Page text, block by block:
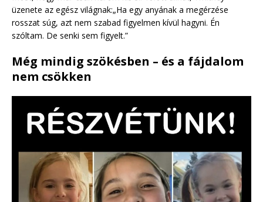
üzenete az egész világnak:„Ha egy anyának a megérzése
rosszat súg, azt nem szabad figyelmen kívül hagyni. Én
szóltam. De senki sem figyelt.”
Még mindig szökésben – és a fájdalom
nem csökken